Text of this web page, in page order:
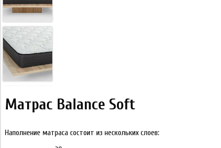
Матрас Balance Soft
Наполнение матраса состоит из нескольких слоев: